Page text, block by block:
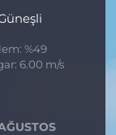
%49
6.00 m/s